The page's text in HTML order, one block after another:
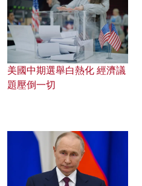
美國中期選舉白熱化 經濟議
題壓倒一切